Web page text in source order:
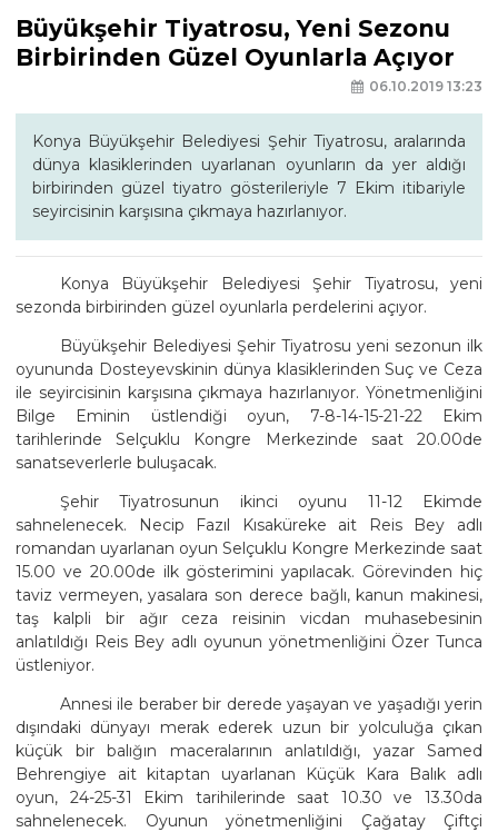
Büyükşehir Tiyatrosu, Yeni Sezonu
Birbirinden Güzel Oyunlarla Açıyor
06.10.2019 13:23
Konya Büyükşehir Belediyesi Şehir Tiyatrosu, aralarında
dünya klasiklerinden uyarlanan oyunların da yer aldığı
birbirinden güzel tiyatro gösterileriyle 7 Ekim itibariyle
seyircisinin karşısına çıkmaya hazırlanıyor.
Konya Büyükşehir Belediyesi Şehir Tiyatrosu, yeni
sezonda birbirinden güzel oyunlarla perdelerini açıyor.
Büyükşehir Belediyesi Şehir Tiyatrosu yeni sezonun ilk
oyununda Dosteyevskinin dünya klasiklerinden Suç ve Ceza
ile seyircisinin karşısına çıkmaya hazırlanıyor. Yönetmenliğini
Bilge Eminin üstlendiği oyun, 7-8-14-15-21-22 Ekim
tarihlerinde Selçuklu Kongre Merkezinde saat 20.00de
sanatseverlerle buluşacak.
Şehir Tiyatrosunun ikinci oyunu 11-12 Ekimde
sahnelenecek. Necip Fazıl Kısaküreke ait Reis Bey adlı
romandan uyarlanan oyun Selçuklu Kongre Merkezinde saat
15.00 ve 20.00de ilk gösterimini yapılacak. Görevinden hiç
taviz vermeyen, yasalara son derece bağlı, kanun makinesi,
taş kalpli bir ağır ceza reisinin vicdan muhasebesinin
anlatıldığı Reis Bey adlı oyunun yönetmenliğini Özer Tunca
üstleniyor.
Annesi ile beraber bir derede yaşayan ve yaşadığı yerin
dışındaki dünyayı merak ederek uzun bir yolculuğa çıkan
küçük bir balığın maceralarının anlatıldığı, yazar Samed
Behrengiye ait kitaptan uyarlanan Küçük Kara Balık adlı
oyun, 24-25-31 Ekim tarihilerinde saat 10.30 ve 13.30da
sahnelenecek. Oyunun yönetmenliğini Çağatay Çiftçi